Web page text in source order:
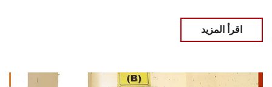
اقرأ المزيد